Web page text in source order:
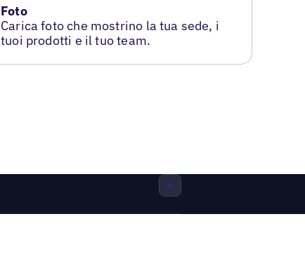
Foto
Carica foto che mostrino la tua sede, i
tuoi prodotti e il tuo team.